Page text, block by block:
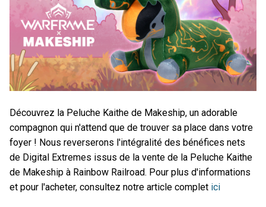
Découvrez la Peluche Kaithe de Makeship, un adorable
compagnon qui n'attend que de trouver sa place dans votre
foyer ! Nous reverserons l'intégralité des bénéfices nets
de Digital Extremes issus de la vente de la Peluche Kaithe
de Makeship à Rainbow Railroad. Pour plus d'informations
et pour l'acheter, consultez notre article complet ici